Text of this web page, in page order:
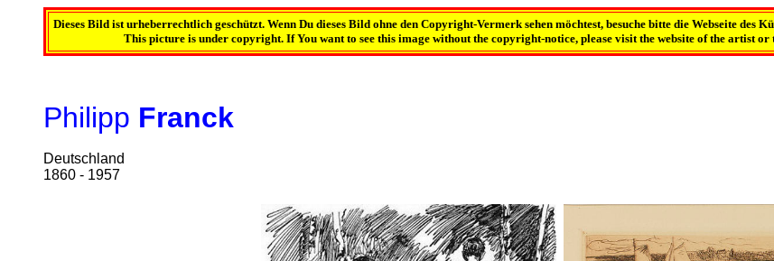
Dieses Bild ist urheberrechtlich geschützt. Wenn Du dieses Bild ohne den Copyright-Vermerk sehen möchtest, besuche bitte die Webseite des
This picture is under copyright. If You want to see this image without the copyright-notice, please visit the website of the artist or
Philipp Franck
Deutschland
1860 - 1957